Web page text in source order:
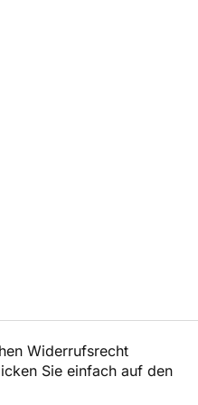
Widerrufsrecht
Sie einfach auf den